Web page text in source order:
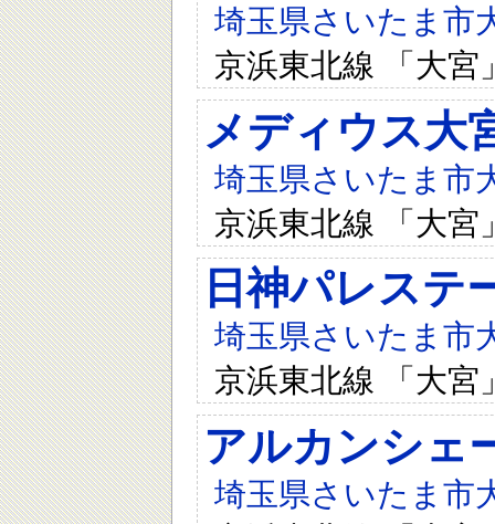
埼玉県さいたま市
京浜東北線 「大宮
メディウス大
埼玉県さいたま市
京浜東北線 「大宮
日神パレステ
埼玉県さいたま市
京浜東北線 「大宮
アルカンシェ
埼玉県さいたま市